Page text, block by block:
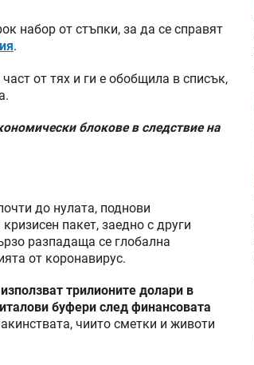
набор от стъпки, за да се справят
.
от тях и ги е обобщила в списък,
блокове в следствие на
до нулата, поднови
пакет, заедно с други
разпадаща се глобална
от коронавирус.
трилионите долари в
буфери след финансовата
чиито сметки и животи